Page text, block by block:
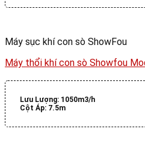
Máy sục khí con sò ShowFou
Máy thổi khí con sò Showfou
Lưu Lượng: 1050m3/h
Cột Áp: 7.5m